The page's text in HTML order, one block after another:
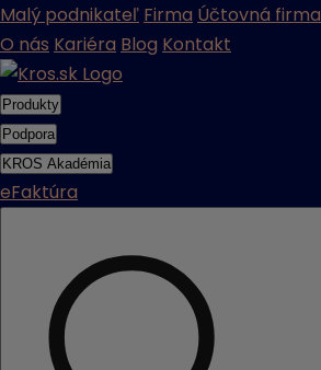
Malý podnikateľ Firma Účtovná firma
O nás Kariéra Blog Kontakt
Produkty
Podpora
KROS Akadémia
eFaktúra